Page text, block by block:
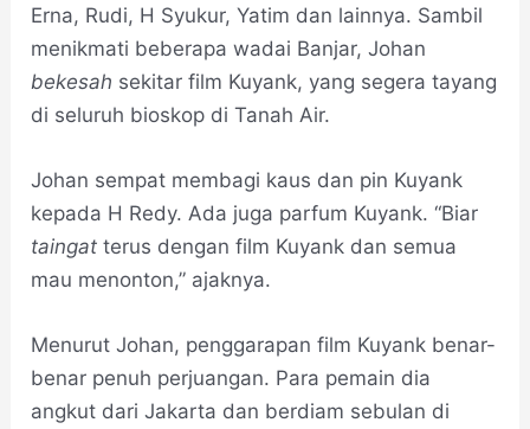
Erna, Rudi, H Syukur, Yatim dan lainnya. Sambil
menikmati beberapa wadai Banjar, Johan
bekesah sekitar film Kuyank, yang segera tayang
di seluruh bioskop di Tanah Air.
Johan sempat membagi kaus dan pin Kuyank
kepada H Redy. Ada juga parfum Kuyank. “Biar
taingat terus dengan film Kuyank dan semua
mau menonton,” ajaknya.
Menurut Johan, penggarapan film Kuyank benar-
benar penuh perjuangan. Para pemain dia
angkut dari Jakarta dan berdiam sebulan di